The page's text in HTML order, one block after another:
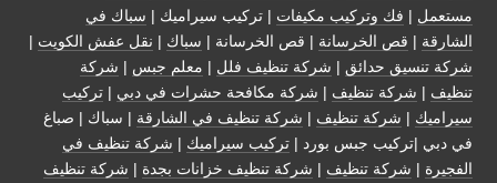
مستعمل | فك وتركيب مكيفات | تركيب سيراميك | سباك في
الشارقة | قص الخرسانة | قص الخرسانة | سباك | نقل عفش الكويت |
شركة تنسيق حدائق | شركة تنظيف فلل | معلم جبس | شركة
تنظيف | شركة تنظيف | شركة مكافحة حشرات في دبي | تركيب
سيراميك | شركة تنظيف | شركة تنظيف في الشارقة | سباك | صباغ
في دبي |تركيب جبس بورد | تركيب سيراميك | شركة تنظيف في
الفجيرة | شركة تنظيف | شركة تنظيف خزانات بجدة | شركة تنظيف